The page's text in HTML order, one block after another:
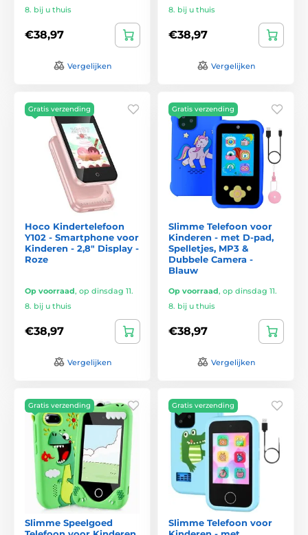
8. bij u thuis
€38,97
Vergelijken
8. bij u thuis
€38,97
Vergelijken
Gratis verzending
Hoco Kindertelefoon
Y102 - Smartphone voor
Kinderen - 2,8" Display -
Roze
Op voorraad, op dinsdag 11.
8. bij u thuis
€38,97
Vergelijken
Gratis verzending
Slimme Telefoon voor
Kinderen - met D-pad,
Spelletjes, MP3 &
Dubbele Camera -
Blauw
Op voorraad, op dinsdag 11.
8. bij u thuis
€38,97
Vergelijken
Gratis verzending
Slimme Speelgoed
Gratis verzending
Slimme Telefoon voor